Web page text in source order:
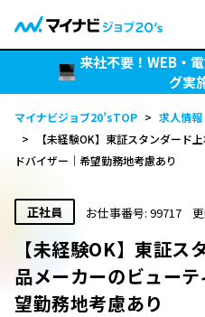
来社不要！WEB・
グ実
マイナビジョブ20’sTOP > 求人情報
>
【未経験OK】東証スタンダード
ドバイザー｜希望勤務地考慮あり
正社員 お仕事番号: 99717
【未経験OK】東証ス
品メーカーのビュー
望勤務地考慮あり